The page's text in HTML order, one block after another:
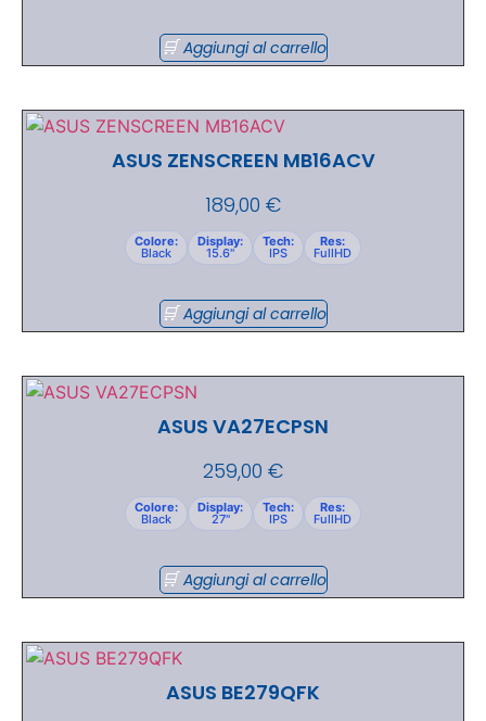
Aggiungi al carrello
ASUS ZENSCREEN MB16ACV
189,00 €
Colore:
Black
Display:
15.6"
Tech:
IPS
Res:
FullHD
Aggiungi al carrello
ASUS VA27ECPSN
259,00 €
Colore:
Black
Display:
27"
Tech:
IPS
Res:
FullHD
Aggiungi al carrello
ASUS BE279QFK